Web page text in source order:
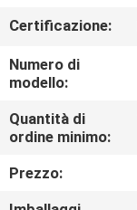
GIRO
DELLA
FABBRICA
CONTROLLO
DI
QUALITÀ
Certificazione:
Numero di
modello:
Quantità di
ordine minimo:
Prezzo: